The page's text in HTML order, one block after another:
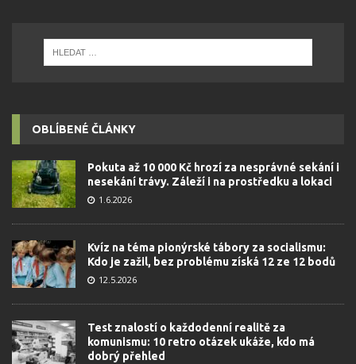
OBLÍBENÉ ČLÁNKY
Pokuta až 10 000 Kč hrozí za nesprávné sekání i
nesekání trávy. Záleží i na prostředku a lokaci
1.6.2026
Kvíz na téma pionýrské tábory za socialismu:
Kdo je zažil, bez problému získá 12 ze 12 bodů
12.5.2026
Test znalostí o každodenní realitě za
komunismu: 10 retro otázek ukáže, kdo má
dobrý přehled